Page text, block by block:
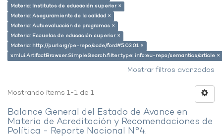
Materia: Institutos de educación superior ×
Materia: Aseguramiento de la calidad ×
Materia: Autoevaluación de programas ×
Materia: Escuelas de educación superior ×
Materia: http://purl.org/pe-repo/ocde/ford#5.03.01 ×
xmlui.ArtifactBrowser.SimpleSearch.filter.type: info:eu-repo/semantics/article ×
Mostrar filtros avanzados
Mostrando ítems 1-1 de 1
Balance General del Estado de Avance en
Materia de Acreditación y Recomendaciones de
Política - Reporte Nacional N°4.